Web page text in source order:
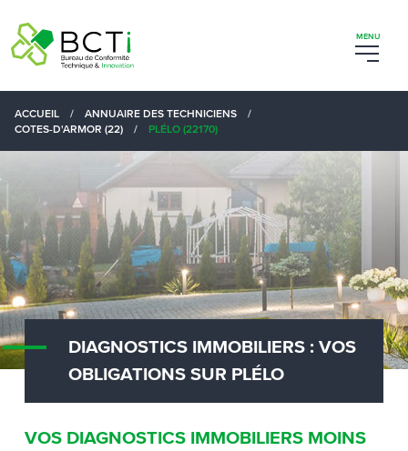
ACCUEIL / ANNUAIRE DES TECHNICIENS
/
COTES-D'ARMOR (22)
/ PLÉLO (22170)
DIAGNOSTICS IMMOBILIERS : VOS
OBLIGATIONS SUR PLÉLO
VOS DIAGNOSTICS IMMOBILIERS MOINS